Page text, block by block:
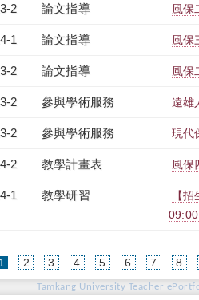
2 論文指導 風保
1 論文指導 風保
2 論文指導 風保
2 參與學術服務 遠雄
2 參與學術服務 現代
2 教學計畫表 風
1 教學研習
【
1 (current)
2 3 4 5 6 7 8
Tamkang University Teacher